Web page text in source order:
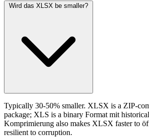
Wird das XLSX be smaller?
Typically 30-50% smaller. XLSX is a ZIP-
package; XLS is a binary Format mit
Komprimierung also makes XLSX faster to
resilient to corruption.